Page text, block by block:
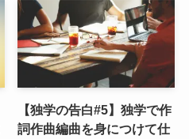
【独学の告白#5】独学で作
詞作曲編曲を身につけて仕